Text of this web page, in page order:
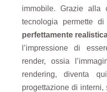
immobile. Grazie alla
tecnologia permette
perfettamente
l’impressione di
render, ossia
rendering, diventa
progettazione di